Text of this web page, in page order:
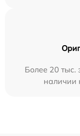
Более 20 тыс.
наличии